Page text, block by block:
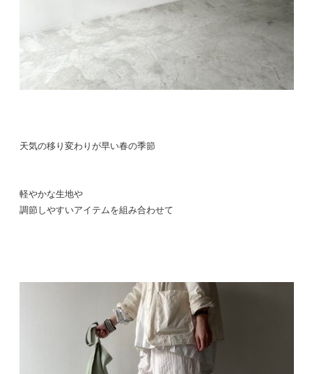
天気の移り変わりが早い春の季節
軽やかな生地や
調節しやすいアイテムを組み合わせて